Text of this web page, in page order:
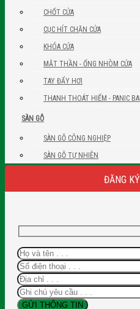
CHỐT CỬA
CỤC HÍT CHẶN CỬA
KHÓA CỬA
MẮT THẦN - ỐNG NHÒM CỬA
TAY ĐẨY HƠI
THANH THOÁT HIỂM - PANIC
SÀN GỖ
SÀN GỖ CÔNG NGHIỆP
SÀN GỖ TỰ NHIÊN
ĐĂNG